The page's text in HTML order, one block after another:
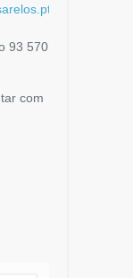
93 570
com